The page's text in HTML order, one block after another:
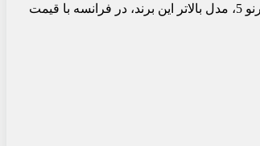
با توجه به اطلاعات اولیه، قیمت پایه نسل چهارم رنو توئینگو در اروپا حدود 20 هزار یورو (معادل 2.1 میلیون روبل به نرخ جاری) خواهد بود. این در حالی است که رنو 5، مدل بالاتر این برند، در فرانسه با قیمت